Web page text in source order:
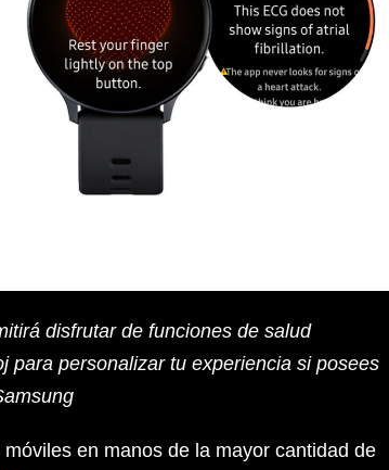
disfrutar de funciones de salud
para personalizar tu experiencia si posees
en manos de la mayor cantidad de